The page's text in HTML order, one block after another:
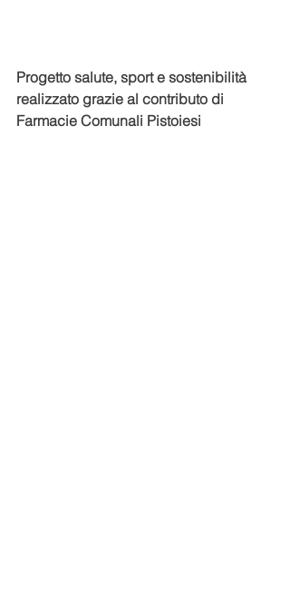
Progetto salute, sport e sostenibilità
realizzato grazie al contributo di
Farmacie Comunali Pistoiesi